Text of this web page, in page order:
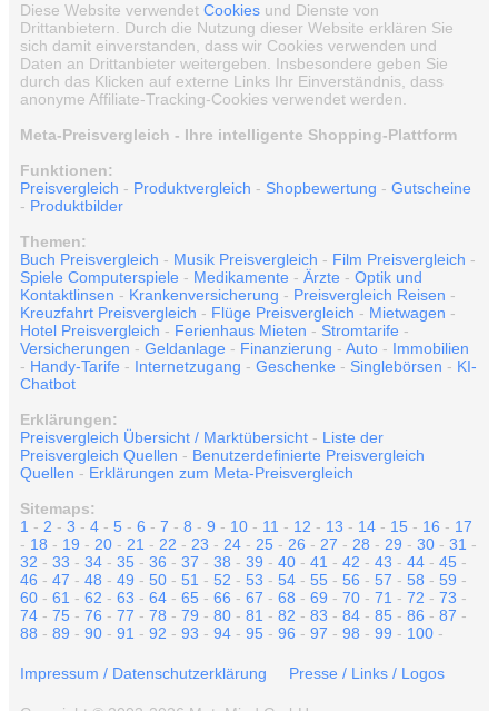
Diese Website verwendet Cookies und Dienste von
Drittanbietern. Durch die Nutzung dieser Website erklären Sie
sich damit einverstanden, dass wir Cookies verwenden und
Daten an Drittanbieter weitergeben. Insbesondere geben Sie
durch das Klicken auf externe Links Ihr Einverständnis, dass
anonyme Affiliate-Tracking-Cookies verwendet werden.
Meta-Preisvergleich - Ihre intelligente Shopping-Plattform
Funktionen:
Preisvergleich - Produktvergleich - Shopbewertung - Gutscheine
- Produktbilder
Themen:
Buch Preisvergleich - Musik Preisvergleich - Film Preisvergleich -
Spiele Computerspiele - Medikamente - Ärzte - Optik und
Kontaktlinsen - Krankenversicherung - Preisvergleich Reisen -
Kreuzfahrt Preisvergleich - Flüge Preisvergleich - Mietwagen -
Hotel Preisvergleich - Ferienhaus Mieten - Stromtarife -
Versicherungen - Geldanlage - Finanzierung - Auto - Immobilien
- Handy-Tarife - Internetzugang - Geschenke - Singlebörsen - KI-
Chatbot
Erklärungen:
Preisvergleich Übersicht / Marktübersicht - Liste der
Preisvergleich Quellen - Benutzerdefinierte Preisvergleich
Quellen - Erklärungen zum Meta-Preisvergleich
Sitemaps:
1 - 2 - 3 - 4 - 5 - 6 - 7 - 8 - 9 - 10 - 11 - 12 - 13 - 14 - 15 - 16 - 17
- 18 - 19 - 20 - 21 - 22 - 23 - 24 - 25 - 26 - 27 - 28 - 29 - 30 - 31 -
32 - 33 - 34 - 35 - 36 - 37 - 38 - 39 - 40 - 41 - 42 - 43 - 44 - 45 -
46 - 47 - 48 - 49 - 50 - 51 - 52 - 53 - 54 - 55 - 56 - 57 - 58 - 59 -
60 - 61 - 62 - 63 - 64 - 65 - 66 - 67 - 68 - 69 - 70 - 71 - 72 - 73 -
74 - 75 - 76 - 77 - 78 - 79 - 80 - 81 - 82 - 83 - 84 - 85 - 86 - 87 -
88 - 89 - 90 - 91 - 92 - 93 - 94 - 95 - 96 - 97 - 98 - 99 - 100 -
Impressum / Datenschutzerklärung Presse / Links / Logos